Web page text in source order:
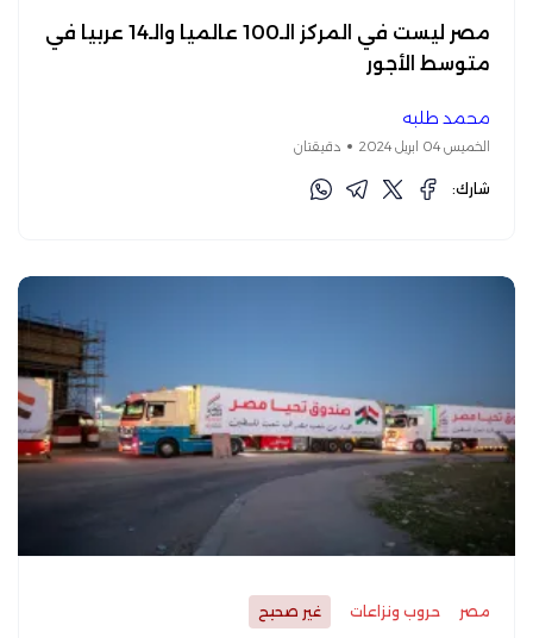
مصر ليست في المركز الـ100 عالميا والـ14 عربيا في
متوسط الأجور
محمد طلبه
الخميس 04 ابريل 2024 دقيقتان
شارك:
مصر حروب ونزاعات غير صحيح